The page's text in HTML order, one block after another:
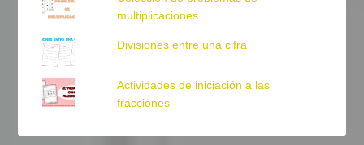
multiplicaciones
Divisiones entre una cifra
Actividades de iniciación a las
fracciones